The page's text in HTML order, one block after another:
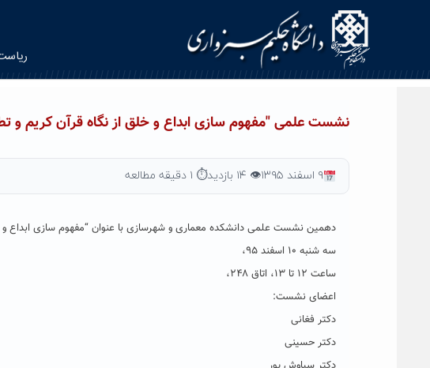
نشست علمی "مفهوم سازی ابداع و خلق از نگاه قرآن کریم و
۹ اسفند ۱۳۹۵ 👁 ۱۴ بازدید ⏱ ۱ دقیقه مطالعه
دهمین نشست علمی دانشکده معماری و شهرسازی با عنوان “مفهوم سازی ابداع و
سه شنبه ۱۰ اسفند ۹۵،
ساعت ۱۲ تا ۱۳، اتاق ۲۴۸،
اعضای نشست:
دکتر فغانی
دکتر حسینی